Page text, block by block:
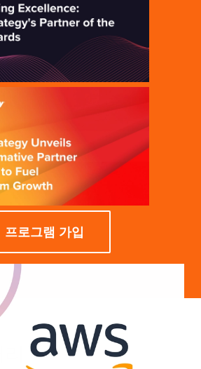
프로그램 가입